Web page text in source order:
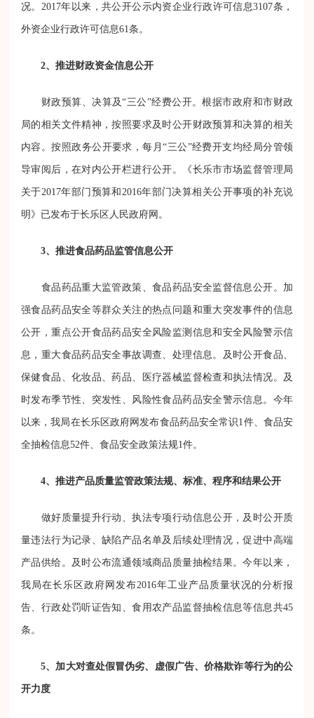
况。2017年以来，共公开公示内资企业行政许可信息3107条，
外资企业行政许可信息61条。
2、推进财政资金信息公开
财政预算、决算及“三公”经费公开。根据市政府和市财政
局的相关文件精神，按照要求及时公开财政预算和决算的相关
内容。按照政务公开要求，每月“三公”经费开支均经局分管领
导审阅后，在对内公开栏进行公开。《长乐市市场监督管理局
关于2017年部门预算和2016年部门决算相关公开事项的补充说
明》已发布于长乐区人民政府网。
3、推进食品药品监管信息公开
食品药品重大监管政策、食品药品安全监督信息公开。加
强食品药品安全等群众关注的热点问题和重大突发事件的信息
公开，重点公开食品药品安全风险监测信息和安全风险警示信
息，重大食品药品安全事故调查、处理信息。及时公开食品、
保健食品、化妆品、药品、医疗器械监督检查和执法情况。及
时发布季节性、突发性、风险性食品药品安全警示信息。今年
以来，我局在长乐区政府网发布食品药品安全常识1件、食品安
全抽检信息52件、食品安全政策法规1件。
4、推进产品质量监管政策法规、标准、程序和结果公开
做好质量提升行动、执法专项行动信息公开，及时公开质
量违法行为记录、缺陷产品名单及后续处理情况，促进中高端
产品供给。及时公布流通领域商品质量抽检结果。今年以来，
我局在长乐区政府网发布2016年工业产品质量状况的分析报
告、行政处罚听证告知、食用农产品监督抽检信息等信息共45
条。
5、加大对查处假冒伪劣、虚假广告、价格欺诈等行为的公
开力度